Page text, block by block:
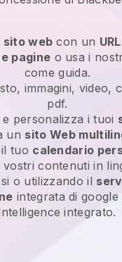
sito web con un
pagine o usa i
come guida.
immagini, video,
pdf.
e personalizza i tuoi
un sito Web
tuo calendario
vostri contenuti in
o utilizzando il
integrata di google
integrato.